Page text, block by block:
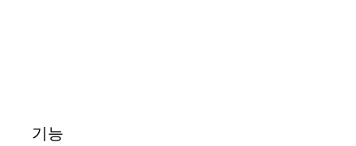
기능